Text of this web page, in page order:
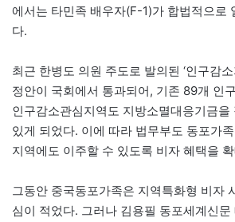
에서는 타민족 배우자(F-1)가 합법적으로
다.
최근 한병도 의원 주도로 발의된 ‘인구감
정안이 국회에서 통과되어, 기존 89개 인
인구감소관심지역도 지방소멸대응기금을
있게 되었다. 이에 따라 법무부도 동포가
지역에도 이주할 수 있도록 비자 혜택을
그동안 중국동포가족은 지역특화형 비자
심이 적었다. 그러나 김용필 동포세계신문